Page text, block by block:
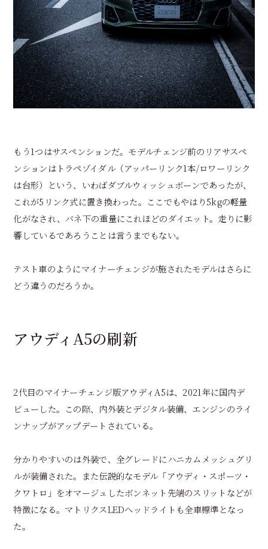
もう1つはサスペンションだ。モデルチェンジ前のリアサスペ
ンションはトラペゾイダル（アッパーリンク1本/ロワーリンク
は台形）という、いわばダブルウィッシュボーンであったが、
これが5リンク式に置き換わった。ここでもやはり5kgの軽量
化がなされ、バネ下の重量にこれほどのダイエット。走りに影
響しているであろうことは言うまでもない。
テスト車のようにマイナーチェンジが施されたモデルはさらに
どう違うのだろうか。
アウディA5の刷新
2代目のマイナーチェンジ版アウディA5は、2021年に国内デ
ビューした。この際、内外装とデジタル装備、エンジンのライ
ンナップがアップデートされている。
分かりやすいのは外装で、全グレードにハニカムメッシュグリ
ルが装備された。また伝説的なモデル「アウディ・スポーツ・
クワトロ」をオマージュしたボンネット先端のスリットなどが
特徴になる。マトリクスLEDヘッドライトも全車標準となっ
た。